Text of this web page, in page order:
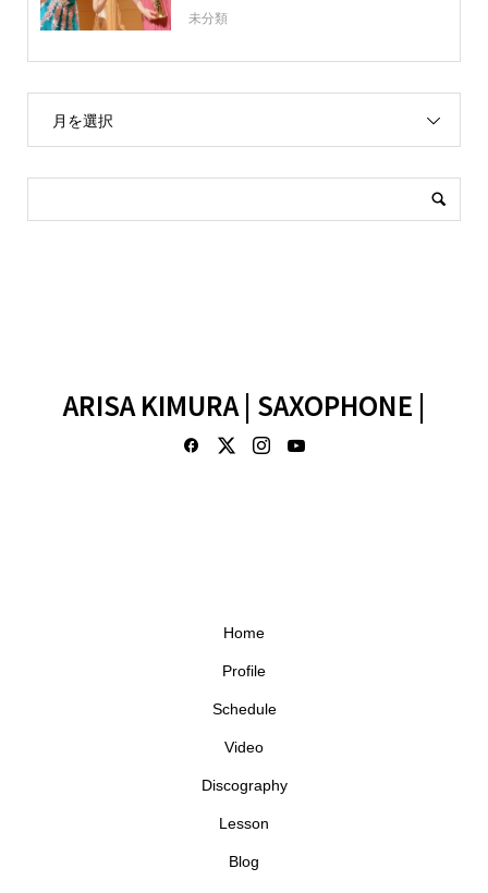
未分類
月を選択
ARISA KIMURA | SAXOPHONE |
Home
Profile
Schedule
Video
Discography
Lesson
Blog